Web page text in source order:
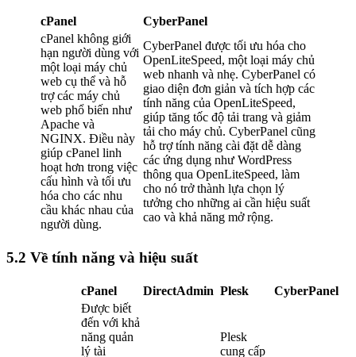
cPanel
CyberPanel
cPanel không giới
hạn người dùng với
một loại máy chủ
web cụ thể và hỗ
trợ các máy chủ
web phổ biến như
Apache và
NGINX. Điều này
giúp cPanel linh
hoạt hơn trong việc
cấu hình và tối ưu
hóa cho các nhu
cầu khác nhau của
người dùng.
CyberPanel được tối ưu hóa cho
OpenLiteSpeed, một loại máy chủ
web nhanh và nhẹ. CyberPanel có
giao diện đơn giản và tích hợp các
tính năng của OpenLiteSpeed,
giúp tăng tốc độ tải trang và giảm
tải cho máy chủ. CyberPanel cũng
hỗ trợ tính năng cài đặt dễ dàng
các ứng dụng như WordPress
thông qua OpenLiteSpeed, làm
cho nó trở thành lựa chọn lý
tưởng cho những ai cần hiệu suất
cao và khả năng mở rộng.
5.2 Về tính năng và hiệu suất
cPanel DirectAdmin Plesk
CyberPanel
Được biết
đến với khả
năng quản
lý tài
Plesk
cung cấp